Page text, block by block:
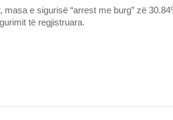
masa e sigurisë “arrest me burg” zë
të regjistruara.